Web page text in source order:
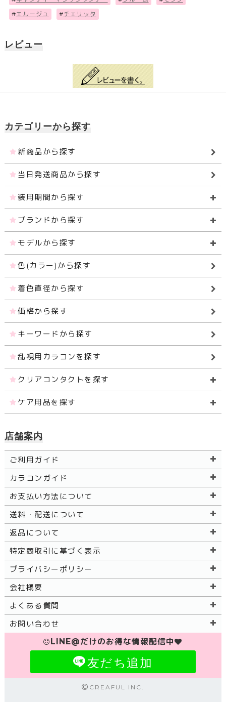
#エルージュ #チェリッタ
レビュー
カテゴリーから探す
新商品から探す
当日発送商品から探す
装用期間から探す
ブランドから探す
モデルから探す
色(カラー)から探す
着色直径から探す
価格から探す
キーワードから探す
乱視用カラコンを探す
クリアコンタクトを探す
ケア用品を探す
店舗案内
ご利用ガイド
カラコンガイド
お支払い方法について
送料・配送について
返品について
特定商取引に基づく表示
プライバシーポリシー
会社概要
よくある質問
お問い合わせ
LINE@だけのお得な情報配信中
友だち追加
CREAFUL INC.